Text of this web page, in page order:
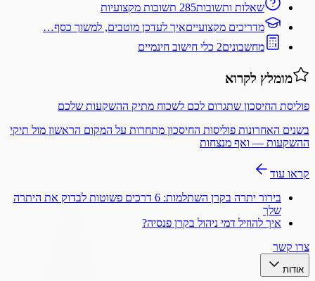
שאלות ותשובות285 תשובות מקצועיות
מדריכים מקצועייםאיך לעדכן מוטבים, למשוך כסף…
מחשבונים2 כלי חישוב חינמיים
מומלץ לקרוא
פוליסת החיסכון שתגרום לכם לשכוח מתיק ההשקעות שלכם
בשנים האחרונות פוליסות החיסכון מתחרות על המקום הראשון מול תיקי
ההשקעות — ואף מנצחות
קראו עוד
בירור יתרה בקרן השתלמות: 6 דרכים פשוטות לבדוק את היתרה
שלך
איך להוזיל דמי ניהול בקרן פנסיה?
צרו קשר
אודות